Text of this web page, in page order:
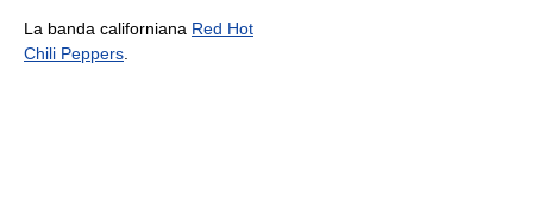
La banda californiana Red Hot
Chili Peppers